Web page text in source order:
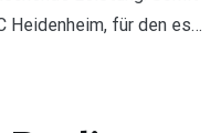
Heidenheim, für den es…